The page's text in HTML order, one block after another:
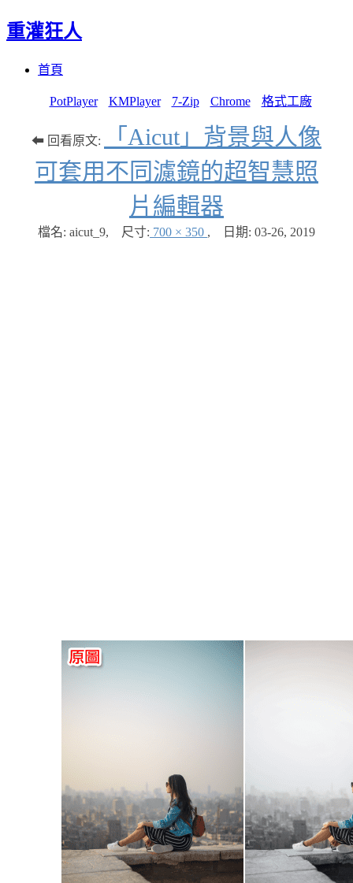
重灌狂人
首頁
PotPlayer KMPlayer 7-Zip Chrome 格式工廠
⬅ 回看原文:
「Aicut」背景與人像
可套用不同濾鏡的超智慧照
片編輯器
檔名: aicut_9, 尺寸: 700 × 350 , 日期: 03-26, 2019